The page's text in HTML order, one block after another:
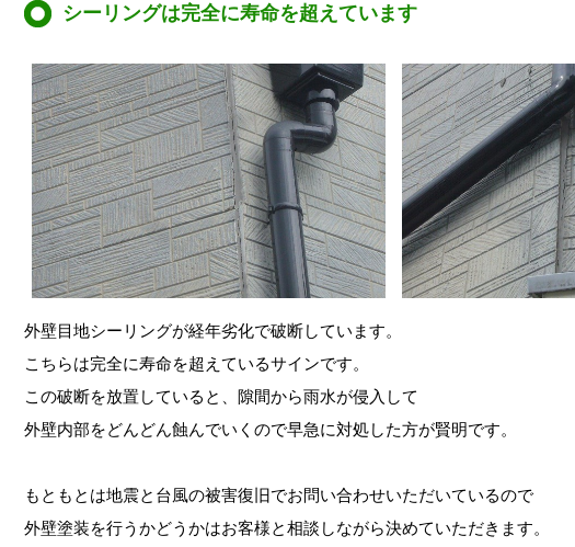
シーリングは完全に寿命を超えています
外壁目地シーリングが経年劣化で破断しています。
こちらは完全に寿命を超えているサインです。
この破断を放置していると、隙間から雨水が侵入して
外壁内部をどんどん蝕んでいくので早急に対処した方が賢明です。
もともとは地震と台風の被害復旧でお問い合わせいただいているので
外壁塗装を行うかどうかはお客様と相談しながら決めていただきます。